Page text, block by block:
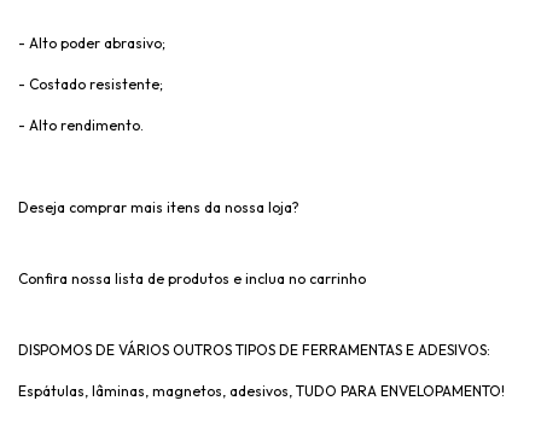
- Alto poder abrasivo;
- Costado resistente;
- Alto rendimento.
Deseja comprar mais itens da nossa loja?
Confira nossa lista de produtos e inclua no carrinho
DISPOMOS DE VÁRIOS OUTROS TIPOS DE FERRAMENTAS E ADESIVOS:
Espátulas, lâminas, magnetos, adesivos, TUDO PARA ENVELOPAMENTO!